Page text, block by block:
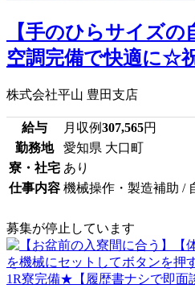
【手のひらサイズの
空調完備で快適に☆
株式会社平山 豊田支店
給与 月収例307,565円
勤務地
愛知県 大口町
寮・社宅 あり
仕事内容 機械操作・製造補助 /
募集が停止しています